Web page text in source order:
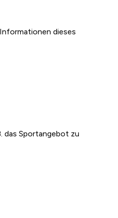
dieses
das Sportangebot zu